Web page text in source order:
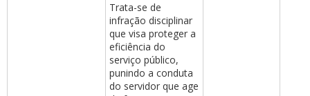
Trata-se de
infração disciplinar
que visa proteger a
eficiência do
serviço público,
punindo a conduta
do servidor que age